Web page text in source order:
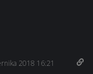
2018 16:21